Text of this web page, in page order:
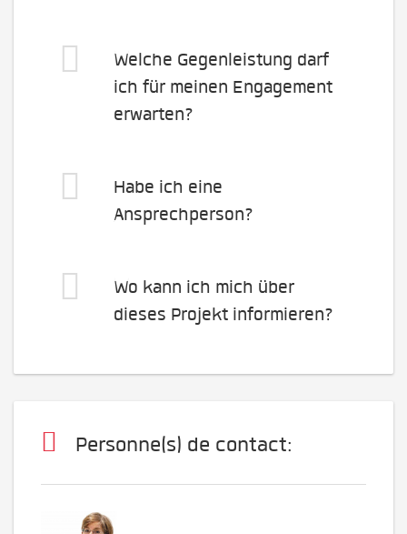
Welche Gegenleistung darf
ich für meinen Engagement
erwarten?
Habe ich eine
Ansprechperson?
Wo kann ich mich über
dieses Projekt informieren?
Personne(s) de contact: